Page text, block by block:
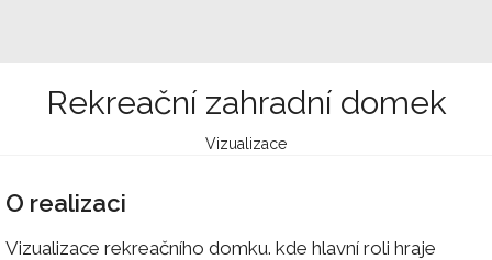
Rekreační zahradní domek
Vizualizace
O realizaci
Vizualizace rekreačního domku. kde hlavní roli hraje